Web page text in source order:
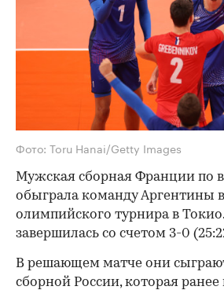
Фото: Toru Hanai/Getty Images
Мужская сборная Франции по
обыграла команду Аргентины
олимпийского турнира в
завершилась со счетом 3-0
В решающем матче они
сборной России, которая ранее